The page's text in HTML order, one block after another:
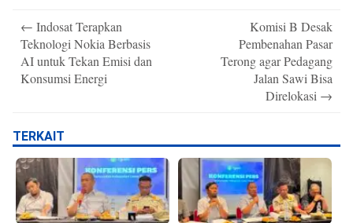
navigation
← Indosat Terapkan
Teknologi Nokia Berbasis
AI untuk Tekan Emisi dan
Konsumsi Energi
Komisi B Desak
Pembenahan Pasar
Terong agar Pedagang
Jalan Sawi Bisa
Direlokasi →
TERKAIT